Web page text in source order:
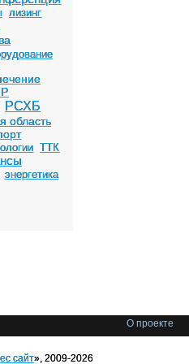
лизинг
РСХБ
область
ТТК
энергетика
О проекте
сайт», 2009-2026